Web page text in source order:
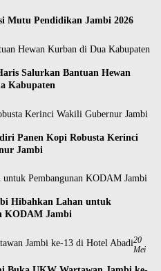
Mutu Pendidikan Jambi 2026
Salurkan Bantuan Hewan
Kabupaten
Panen Kopi Robusta Kerinci
Jambi
Hibahkan Lahan untuk
KODAM Jambi
20
Mei